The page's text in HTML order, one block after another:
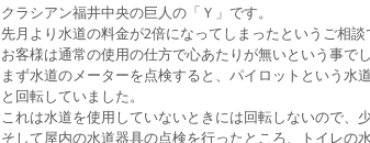
クラシアン福井中央の巨人の「Ｙ」です。
先月より水道の料金が2倍になってしまったというご相談
お客様は通常の使用の仕方で心あたりが無いという事でし
まず水道のメーターを点検すると、パイロットという水
と回転していました。
これは水道を使用していないときには回転しないので、
そして屋内の水道器具の点検を行ったところ、トイレの